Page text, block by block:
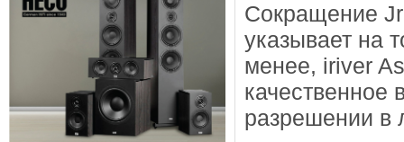
Сокращение Jr
указывает на
менее, iriver
качественное
разрешении в